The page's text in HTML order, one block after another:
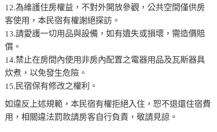
12.為維護住房權益，不對外開放參觀，公共空間僅供房
客使用，本民宿有權謝絕探訪。
13.請愛護一切用品與設備，如有遺失或損壞，需造價賠
償。
14.禁止在房間內使用非房內配置之電器用品及瓦斯器具
炊煮，以免發生危險。
15.民宿保有修改之權利。
如違反上述規範，本民宿有權拒絕入住，恕不退還住宿費
用，相關違法罰款請房客自行負責，敬請見諒。